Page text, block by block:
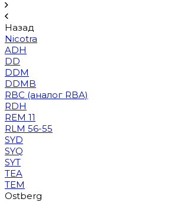
Назад
Nicotra
ADH
DD
DDM
DDMB
RBC (аналог RBA)
RDH
REM 11
RLM 56-55
SYD
SYQ
SYT
TEA
TEM
Ostberg